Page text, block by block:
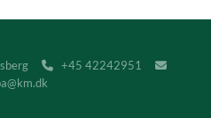
+45 42242951 